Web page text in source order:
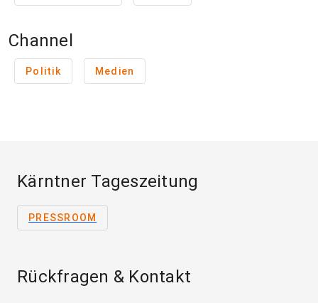
Channel
Politik Medien
Kärntner Tageszeitung
PRESSROOM
Rückfragen & Kontakt